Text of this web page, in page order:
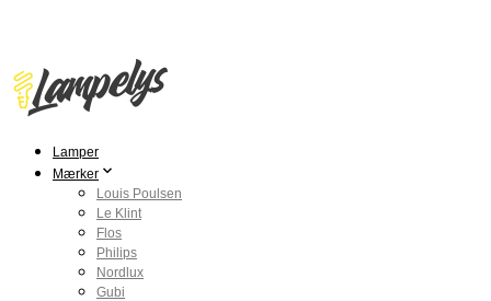
Lamper
Mærker
Louis Poulsen
Le Klint
Flos
Philips
Nordlux
Gubi